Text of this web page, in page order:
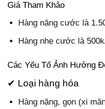
Giá Tham Khảo
Hàng nặng cước là
Hàng nhẹ cước là
Các Yếu Tố Ảnh Hưởng
✔ Loại hàng hóa
Hàng nặng, gọn (xi